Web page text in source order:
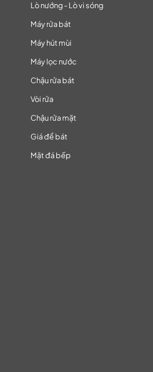
Lò nướng - Lò vi sóng
Máy rửa bát
Máy hút mùi
Máy lọc nước
Chậu rửa bát
Vòi rửa
Chậu rửa mặt
Giá để bát
Mặt đá bếp